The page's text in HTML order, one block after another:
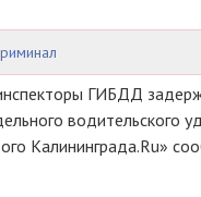
ГИБДД
водительского
Калининграда.Ru»